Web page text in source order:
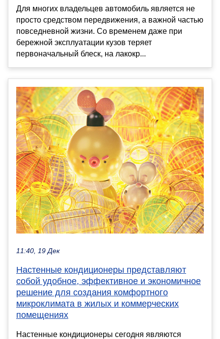
Для многих владельцев автомобиль является не
просто средством передвижения, а важной частью
повседневной жизни. Со временем даже при
бережной эксплуатации кузов теряет
первоначальный блеск, на лакокр...
11:40, 19 Дек
Настенные кондиционеры представляют
собой удобное, эффективное и экономичное
решение для создания комфортного
микроклимата в жилых и коммерческих
помещениях
Настенные кондиционеры сегодня являются